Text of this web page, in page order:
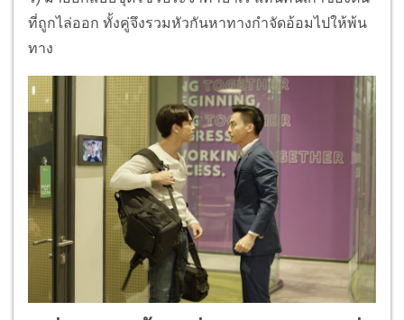
ที่ถูกไล่ออก ทั้งคู่จึงรวมหัวกันหาทางกำจัดอ้อมไปให้พ้น
ทาง